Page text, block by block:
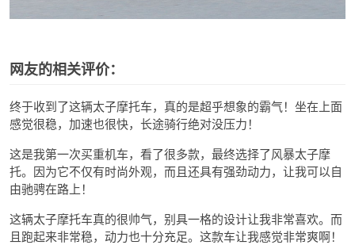
网友的相关评价：
终于收到了这辆太子摩托车，真的是超乎想象的霸气！坐在上面
感觉很稳，加速也很快，长途骑行绝对没压力！
这是我第一次买重机车，看了很多款，最终选择了风暴太子摩
托。因为它不仅有时尚外观，而且还具有强劲动力，让我可以自
由驰骋在路上！
这辆太子摩托车真的很帅气，别具一格的设计让我非常喜欢。而
且跑起来非常稳，动力也十分充足。这款车让我感觉非常爽啊！